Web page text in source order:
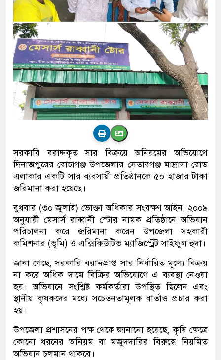
সরকারি বরাদ্দকৃত সার বিক্রয়ে অনিয়মের অভিযোগে
দিনাজপুরের বোচাগঞ্জ উপজেলার সেতাবগঞ্জ মাদ্রাসা রোড
এলাকার একটি সার ব্যবসায়ী প্রতিষ্ঠানকে ৫০ হাজার টাকা
জরিমানা করা হয়েছে।
বুধবার (৩০ জুলাই) ভোক্তা অধিকার সংরক্ষণ আইন, ২০০৯
অনুযায়ী মেসার্স রাব্বানী স্টোর নামক প্রতিষ্ঠানে অভিযান
পরিচালনা করে জরিমানা করেন উপজেলা সহকারী
কমিশনার (ভূমি) ও এক্সিকিউটিভ ম্যাজিস্ট্রেট সাইফুল হুদা।
জানা গেছে, সরকারি বরাদ্দপ্রাপ্ত সার নির্ধারিত মূল্যে বিক্রয়
না করে অধিক দামে বিক্রির অভিযোগে এ ব্যবস্থা নেওয়া
হয়। অভিযানে সংশ্লিষ্ট কর্মকর্তারা উপস্থিত ছিলেন এবং
স্থানীয় কৃষকদের মধ্যে সচেতনতামূলক বার্তাও প্রচার করা
হয়।
উপজেলা প্রশাসনের পক্ষ থেকে জানানো হয়েছে, কৃষি ক্ষেত্রে
কোনো ধরনের অনিয়ম বা মজুদদারির বিরুদ্ধে নিয়মিত
অভিযান চলমান থাকবে।